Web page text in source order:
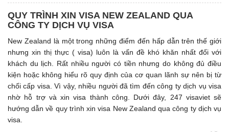
QUY TRÌNH XIN VISA NEW ZEALAND QUA
CÔNG TY DỊCH VỤ VISA
New Zealand là một trong những điểm đến hấp dẫn trên thế giới
nhưng xin thị thực ( visa) luôn là vấn đề khó khăn nhất đối với
khách du lịch. Rất nhiều người có tiền nhưng do không đủ điều
kiện hoặc không hiểu rõ quy định của cơ quan lãnh sự nên bị từ
chối cấp visa. Vì vậy, nhiều người đã tìm đến công ty dịch vụ visa
nhờ hỗ trợ và xin visa thành công. Dưới đây, 247 visaviet sẽ
hướng dẫn về quy trình xin visa New Zealand qua công ty dịch vụ
visa.